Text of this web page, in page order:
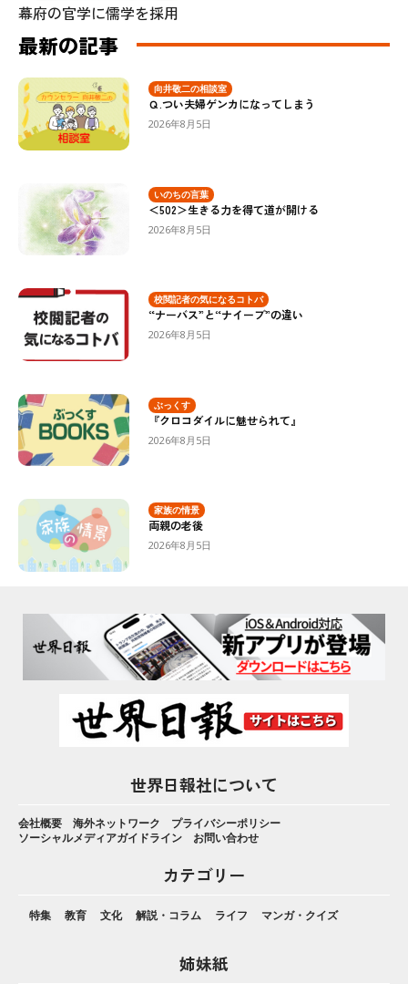
幕府の官学に儒学を採用
最新の記事
向井敬二の相談室
Ｑ.つい夫婦ゲンカになってしまう
2026年8月5日
いのちの言葉
＜502＞生きる力を得て道が開ける
2026年8月5日
校閲記者の気になるコトバ
“ナーバス”と“ナイーブ”の違い
2026年8月5日
ぶっくす
『クロコダイルに魅せられて』
2026年8月5日
家族の情景
両親の老後
2026年8月5日
世界日報社について
会社概要 海外ネットワーク
プライバシーポリシー
ソーシャルメディアガイドライン
お問い合わせ
カテゴリー
特集 教育 文化 解説・コラム ライフ マンガ・クイズ
姉妹紙